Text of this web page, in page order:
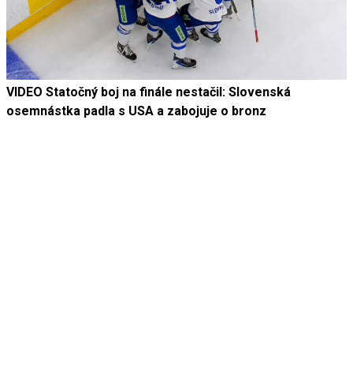
VIDEO Statočný boj na finále nestačil: Slovenská
osemnástka padla s USA a zabojuje o bronz